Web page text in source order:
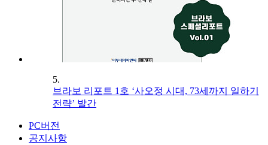
5.
브라보 리포트 1호 ‘사오정 시대, 73세까지 일하기
전략’ 발간
PC버전
공지사항